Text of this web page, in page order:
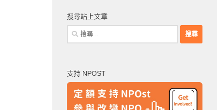
搜尋站上文章
搜
尋
字:
支持 NPOST